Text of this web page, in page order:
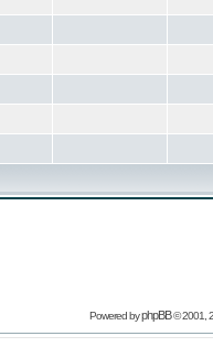
Powered byphpBB© 2001,